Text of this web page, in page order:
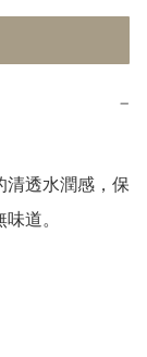
−
清透水潤感，保
道。